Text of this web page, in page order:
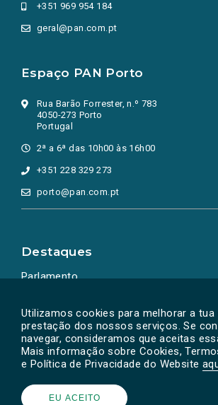
Utilizamos cookies para melhorar a tua
prestação dos nossos serviços. Se
navegar, consideramos que aceitas
Mais informação sobre Cookies,
e Política de Privacidade do Website
EU ACEITO
+351 969 954 184
geral@pan.com.pt
Espaço PAN Porto
Rua Barão Forrester, n.º 783
4050-273 Porto
Portugal
2ª a 6ª das 10h00 às 16h00
+351 228 329 273
porto@pan.com.pt
Destaques
Parlamento